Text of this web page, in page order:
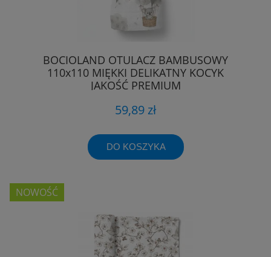
BOCIOLAND OTULACZ BAMBUSOWY
110x110 MIĘKKI DELIKATNY KOCYK
JAKOŚĆ PREMIUM
59,89 zł
DO KOSZYKA
NOWOŚĆ